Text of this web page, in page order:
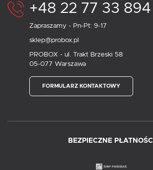
+48 22 77 33 894
Zapraszamy - Pn-Pt: 9-17
sklep@probox.pl
PROBOX - ul. Trakt Brzeski 58
05-077 Warszawa
FORMULARZ KONTAKTOWY
BEZPIECZNE PŁATNOŚCI